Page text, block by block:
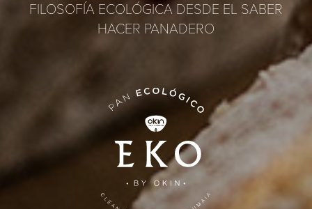
FILOSOFÍA ECOLÓGICA DESDE EL SABER
HACER PANADERO